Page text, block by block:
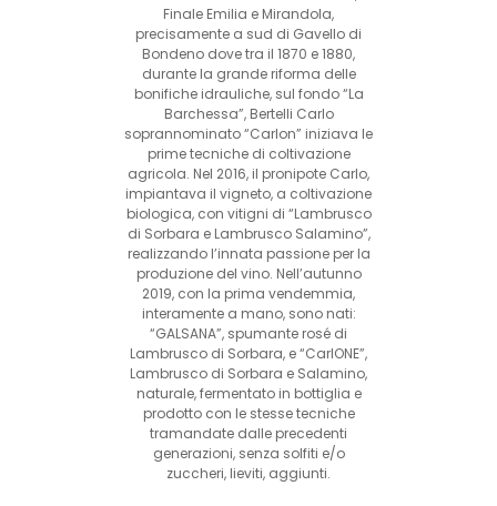
Finale Emilia e Mirandola,
precisamente a sud di Gavello di
Bondeno dove tra il 1870 e 1880,
durante la grande riforma delle
bonifiche idrauliche, sul fondo “La
Barchessa”, Bertelli Carlo
soprannominato “Carlon” iniziava le
prime tecniche di coltivazione
agricola. Nel 2016, il pronipote Carlo,
impiantava il vigneto, a coltivazione
biologica, con vitigni di “Lambrusco
di Sorbara e Lambrusco Salamino”,
realizzando l’innata passione per la
produzione del vino. Nell’autunno
2019, con la prima vendemmia,
interamente a mano, sono nati:
“GALSANA”, spumante rosé di
Lambrusco di Sorbara, e “CarlONE”,
Lambrusco di Sorbara e Salamino,
naturale, fermentato in bottiglia e
prodotto con le stesse tecniche
tramandate dalle precedenti
generazioni, senza solfiti e/o
zuccheri, lieviti, aggiunti.